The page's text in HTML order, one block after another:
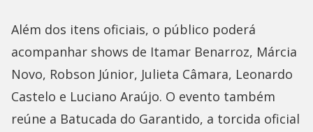
Além dos itens oficiais, o público poderá
acompanhar shows de Itamar Benarroz, Márcia
Novo, Robson Júnior, Julieta Câmara, Leonardo
Castelo e Luciano Araújo. O evento também
reúne a Batucada do Garantido, a torcida oficial